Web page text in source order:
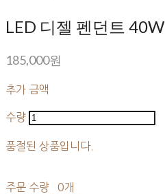
LED 디젤 펜던트 40W
185,000원
추가 금액
수량
품절된 상품입니다.
주문 수량
0개